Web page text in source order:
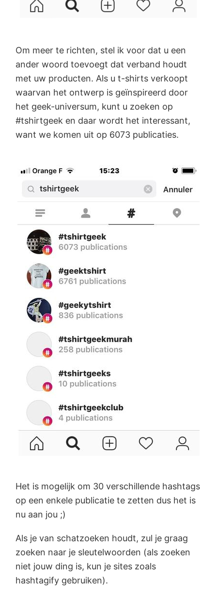
Om meer te richten, stel ik voor dat u een
ander woord toevoegt dat verband houdt
met uw producten. Als u t-shirts verkoopt
waarvan het ontwerp is geïnspireerd door
het geek-universum, kunt u zoeken op
#tshirtgeek en daar wordt het interessant,
want we komen uit op 6073 publicaties.
Het is mogelijk om 30 verschillende hashtags
op een enkele publicatie te zetten dus het is
nu aan jou ;)
Als je van schatzoeken houdt, zul je graag
zoeken naar je sleutelwoorden (als zoeken
niet jouw ding is, kun je sites zoals
hashtagify gebruiken).